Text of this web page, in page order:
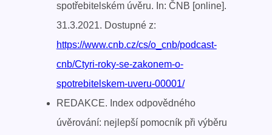
spotřebitelském úvěru. In: ČNB [online].
31.3.2021. Dostupné z:
https://www.cnb.cz/cs/o_cnb/podcast-
cnb/Ctyri-roky-se-zakonem-o-
spotrebitelskem-uveru-00001/
REDAKCE. Index odpovědného
úvěrování: nejlepší pomocník při výběru